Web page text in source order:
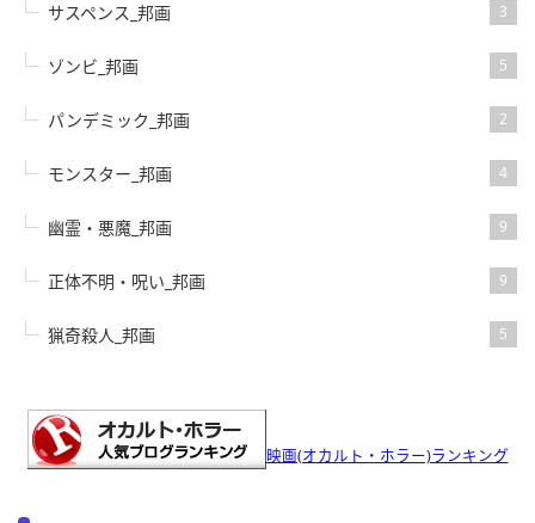
サスペンス_邦画 3
ゾンビ_邦画 5
パンデミック_邦画 2
モンスター_邦画 4
幽霊・悪魔_邦画 9
正体不明・呪い_邦画 9
猟奇殺人_邦画 5
映画(オカルト・ホラー)ランキング